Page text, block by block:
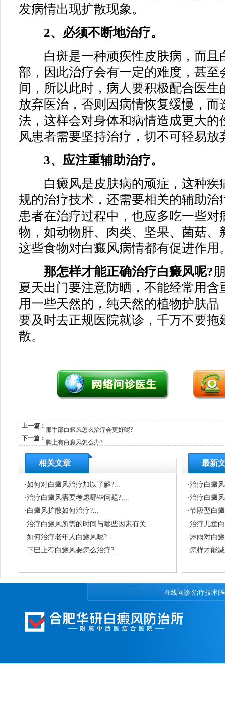
发病情出现扩散现象。
2、必须不断地治疗。
白斑是一种顽疾性皮肤病，而且
部，因此治疗会有一定的难度，甚至
间，所以此时，病人要积极配合医生
放弃医治，否则因病情恢复缓慢，而
法，这样会对身体和病情造成更大的
风患者需要坚持治疗，切不可轻易放
3、应注重辅助治疗。
白癜风是皮肤病的顽症，这种疾
规的治疗技术，还需要相关的辅助治
患者在治疗过程中，也应多吃一些对
物，如动物肝、肉类、坚果、菌菇、
这些食物对白癜风病情都有促进作用
那怎样才能正确治疗白癜风呢?
夏天出门要注意防晒，不能经常用含
用一些天然的，纯天然的植物护肤
要及时去正规医院就诊，千万不要拖
散。
上一篇： 那手部白癜风怎么治疗会更好呢?
下一篇： 脚上有白癜风怎么办?
相关文章
·如何对白癜风治疗加以了解?...
·治疗白癜风需要考虑哪些问题?...
· 白癜风扩散如何治疗?...
·治疗白癜风所需的时间与哪些因素有关...
·如何治疗老年人白癜风呢?...
·下巴上有白癜风要怎么治疗?...
最新
·治疗白癜
·治疗白癜
·节段型白
·治疗儿童
·淋雨对白
·怎样才能
在线问诊|治疗技术|